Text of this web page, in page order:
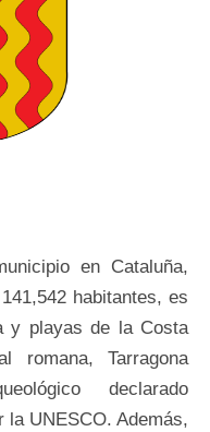
en Cataluña,
habitantes, es
y playas de la Costa
romana, Tarragona
declarado
la UNESCO. Además,